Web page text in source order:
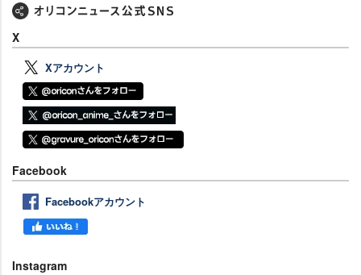
X
Xアカウント
Facebook
Facebookアカウント
Instagram